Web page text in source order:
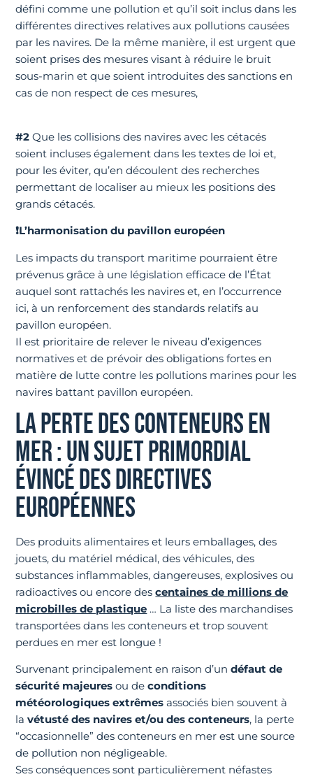
défini comme une pollution et qu’il soit inclus dans les
différentes directives relatives aux pollutions causées
par les navires. De la même manière, il est urgent que
soient prises des mesures visant à réduire le bruit
sous-marin et que soient introduites des sanctions en
cas de non respect de ces mesures,
#2 Que les collisions des navires avec les cétacés
soient incluses également dans les textes de loi et,
pour les éviter, qu’en découlent des recherches
permettant de localiser au mieux les positions des
grands cétacés.
❗L’harmonisation du pavillon européen
Les impacts du transport maritime pourraient être
prévenus grâce à une législation efficace de l’État
auquel sont rattachés les navires et, en l’occurrence
ici, à un renforcement des standards relatifs au
pavillon européen.
Il est prioritaire de relever le niveau d’exigences
normatives et de prévoir des obligations fortes en
matière de lutte contre les pollutions marines pour les
navires battant pavillon européen.
LA PERTE DES CONTENEURS EN
MER : UN SUJET PRIMORDIAL
ÉVINCÉ DES DIRECTIVES
EUROPÉENNES
Des produits alimentaires et leurs emballages, des
jouets, du matériel médical, des véhicules, des
substances inflammables, dangereuses, explosives ou
radioactives ou encore descentaines de millions de
microbilles de plastique … La liste des marchandises
transportées dans les conteneurs et trop souvent
perdues en mer est longue !
Survenant principalement en raison d’undéfaut de
sécurité majeures ou deconditions
météorologiques extrêmes associés bien souvent à
lavétusté des navires et/ou des conteneurs, la perte
“occasionnelle” des conteneurs en mer est une source
de pollution non négligeable.
Ses conséquences sont particulièrement néfastes